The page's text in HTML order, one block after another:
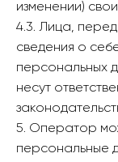
изменении)
4.3. Лица,
сведения о
персональных
несут
5. Оператор
персональные